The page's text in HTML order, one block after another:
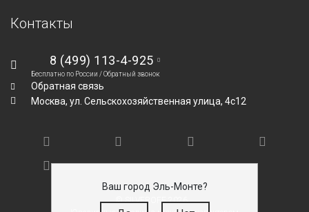
Ваш город Эль-Монте?
Контакты
8 (499) 113-4-925
Бесплатно по России /Обратный звонок
Обратная связь
Москва, ул. Сельскохозяйственная улица, 4с12
© SILVEROFF 2026